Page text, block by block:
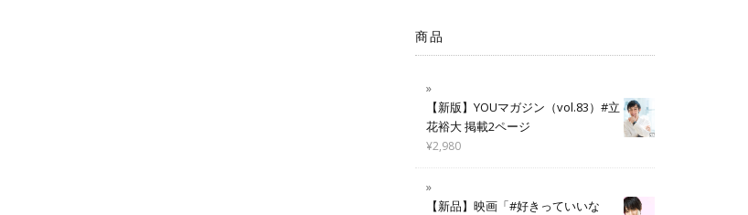
商品
【新版】YOUマガジン（vol.83）#立
花裕大 掲載2ページ
¥2,980
【新品】映画「#好きっていいな